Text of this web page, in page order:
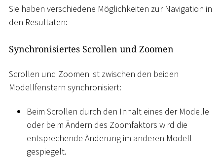
Sie haben verschiedene Möglichkeiten zur Navigation in
den Resultaten:
Synchronisiertes Scrollen und Zoomen
Scrollen und Zoomen ist zwischen den beiden
Modellfenstern synchronisiert:
Beim Scrollen durch den Inhalt eines der Modelle
oder beim Ändern des Zoomfaktors wird die
entsprechende Änderung im anderen Modell
gespiegelt.